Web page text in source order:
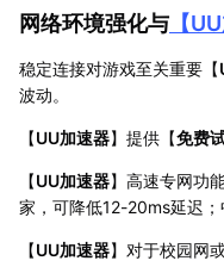
网络环境强化与 【
稳定连接对游戏至关重要【
波动。
【UU加速器】提供【免费
【UU加速器】高速专网功
家，可降低12-20ms延迟；
【UU加速器】对于校园网